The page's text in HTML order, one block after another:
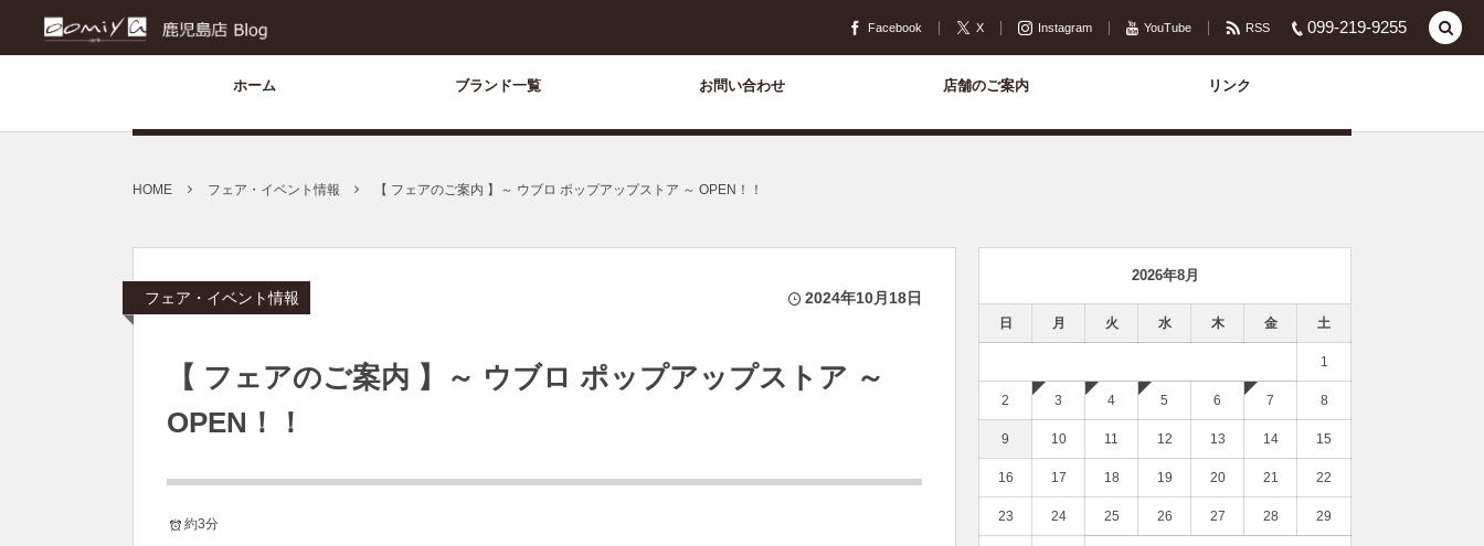
099-219-9255
Facebook X Instagram YouTube RSS
ホーム ブランド一覧 お問い合わせ 店舗のご案内 リンク
HOME フェア・イベント情報 【 フェアのご案内 】～ ウブロ ポップアップストア ～ OPEN！！
フェア・イベント情報 2024年10月18日
【 フェアのご案内 】～ ウブロ ポップアップストア ～
OPEN！！
約3分
2026年8月
日 月 火 水 木 金 土
1
2 3 4 5 6 7 8
9 10 11 12 13 14 15
16 17 18 19 20 21 22
23 24 25 26 27 28 29